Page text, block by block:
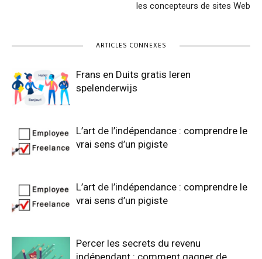
les concepteurs de sites Web
ARTICLES CONNEXES
Frans en Duits gratis leren
spelenderwijs
L’art de l’indépendance : comprendre le
vrai sens d’un pigiste
L’art de l’indépendance : comprendre le
vrai sens d’un pigiste
Percer les secrets du revenu